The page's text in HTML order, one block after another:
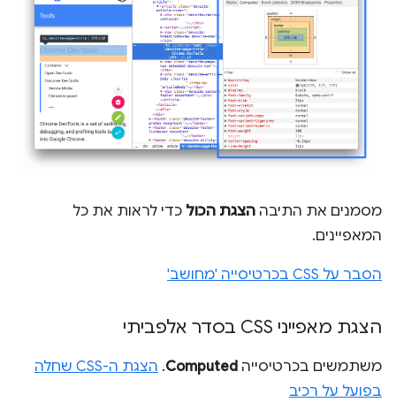
מסמנים את התיבה הצגת הכול כדי לראות את כל
המאפיינים.
הסבר על CSS בכרטיסייה 'מחושב'
הצגת מאפייני CSS בסדר אלפביתי
משתמשים בכרטיסייה Computed
.
הצגת ה-CSS שחלה
בפועל על רכיב